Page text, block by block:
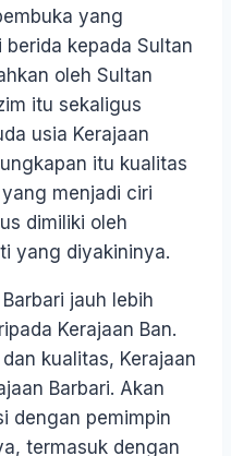
yang
kepada Sultan
oleh Sultan
itu sekaligus
usia Kerajaan
itu kualitas
menjadi ciri
dimiliki oleh
yang diyakininya.
jauh lebih
Kerajaan Ban.
kualitas, Kerajaan
Barbari. Akan
dengan pemimpin
termasuk dengan